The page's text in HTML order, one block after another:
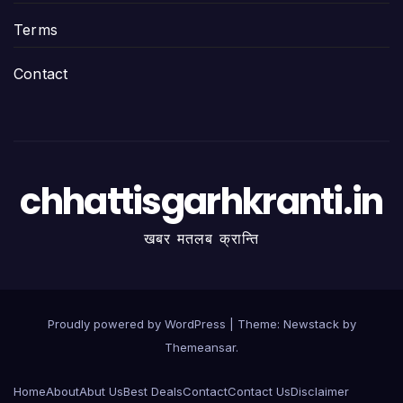
Terms
Contact
chhattisgarhkranti.in
खबर मतलब क्रान्ति
Proudly powered by WordPress Theme: Newstackby
Themeansar.
HomeAboutAbut UsBest DealsContactContact UsDisclaimer